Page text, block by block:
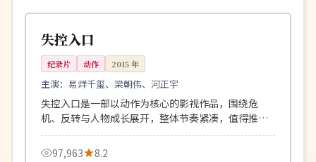
英国
失控入口
纪录片 动作 2015年
主演：易烊千玺、梁朝伟、河正宇
失控入口是一部以动作为核心的影视作品，围绕危
机、反转与人物成长展开，整体节奏紧凑，值得推荐
观看。
97,963
8.2